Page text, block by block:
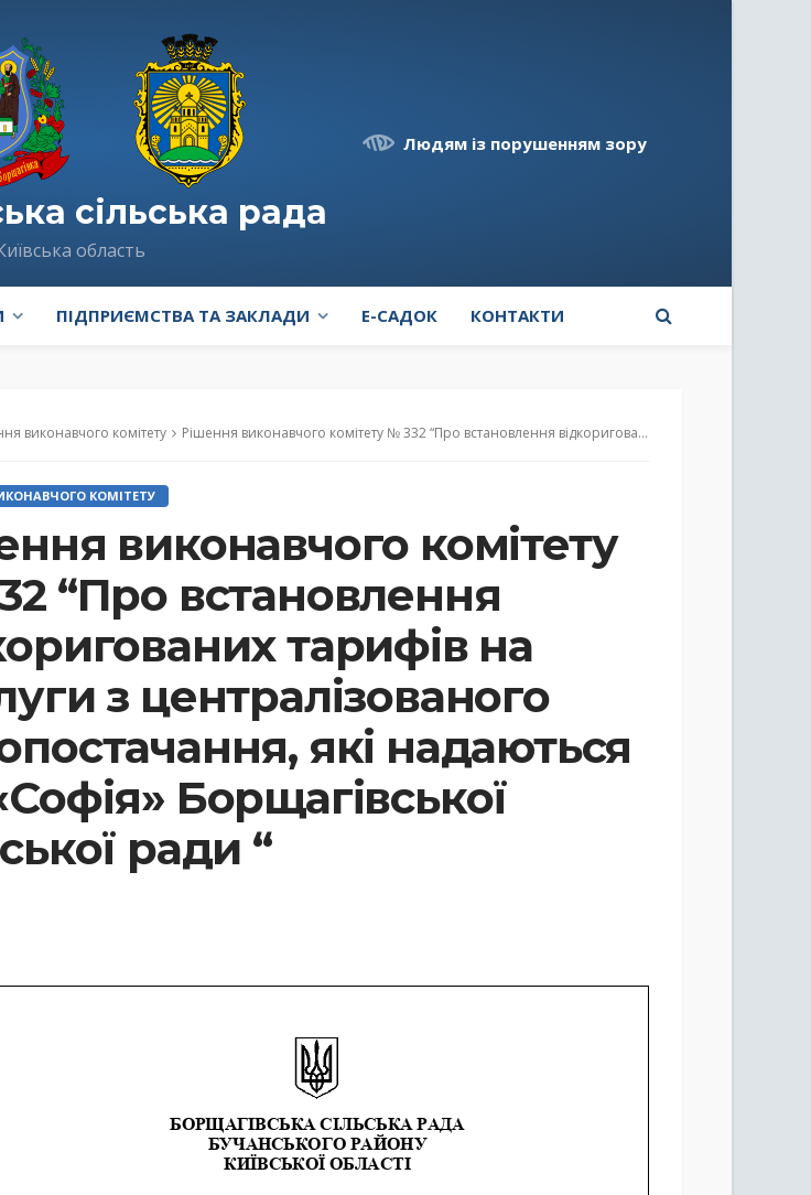
сільська рада
область
Людям із порушенням зору
ПІДПРИЄМСТВА ТА ЗАКЛАДИ E-САДОК КОНТАКТИ
виконавчого комітету Рішення виконавчого комітету № 332 “Про встановлення відкоригованих тарифів на послуги з централізованого водопостачання, які надаються КП «Софія» Борщагівської сільської ради “
КОМІТЕТУ
виконавчого комітету
“Про встановлення
тарифів на
з централізованого
які надаються
Борщагівської
ради “